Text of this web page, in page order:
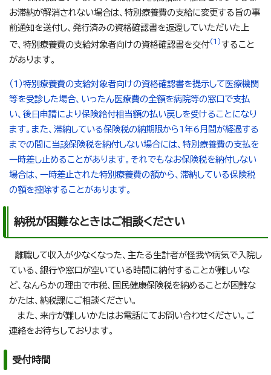
お滞納が解消されない場合は、特別療養費の支給に変更する旨の事
前通知を送付し、発行済みの資格確認書を返還していただいた上
で、特別療養費の支給対象者向けの資格確認書を交付（1）すること
があります。
（1）特別療養費の支給対象者向けの資格確認書を提示して医療機関
等を受診した場合、いったん医療費の全額を病院等の窓口で支払
い、後日申請により保険給付相当額の払い戻しを受けることになり
ます。また、滞納している保険税の納期限から1年6月間が経過する
までの間に当該保険税を納付しない場合には、特別療養費の支払を
一時差し止めることがあります。それでもなお保険税を納付しない
場合は、一時差止された特別療養費の額から、滞納している保険税
の額を控除することがあります。
納税が困難なときはご相談ください
離職して収入が少なくなった、主たる生計者が怪我や病気で入院し
ている、銀行や窓口が空いている時間に納付することが難しいな
ど、なんらかの理由で市税、国民健康保険税を納めることが困難な
かたは、納税課にご相談ください。
また、来庁が難しいかたはお電話にてお問い合わせください。ご
連絡をお待ちしております。
受付時間